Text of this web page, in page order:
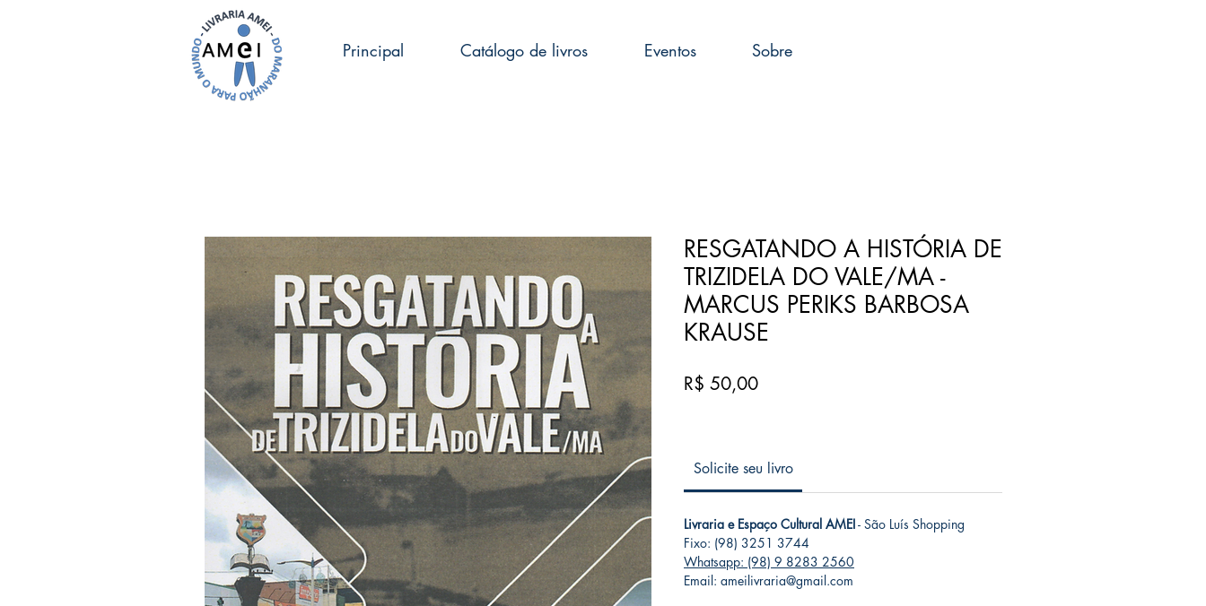
Principal Catálogo de livros Eventos Sobre
RESGATANDO A HISTÓRIA DE
TRIZIDELA DO VALE/MA -
MARCUS PERIKS BARBOSA
KRAUSE
R$ 50,00Preço
Solicite seu livro
Livraria e Espaço Cultural AMEI- São Luís Shopping
Fixo: (98) 3251 3744
Whatsapp: (98) 9 8283 2560
Email: ameilivraria@gmail.com